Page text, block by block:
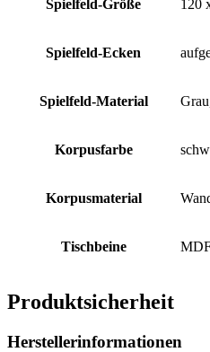
Spielfeld-Größe 120
Spielfeld-Ecken
Spielfeld-Material
Korpusfarbe
Korpusmaterial
Tischbeine
Produktsicherheit
Herstellerinformationen